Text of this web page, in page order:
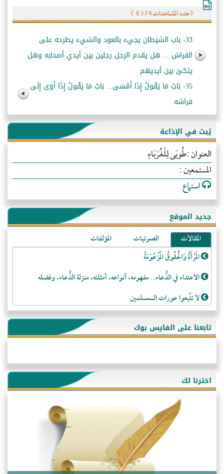
(عدد المشاهدات6574 )
33- باب الشيطان يجيء بالعود والشيء يطرحه على
الفراش ... هل يقدم الرجل رجلين بين أيدي أصحابه وهل
يتكئ بين أيديهم
35- بَابُ مَا يَقُولُ إِذَا أَمْسَى... بَابُ مَا يَقُولُ إِذَا أَوَى إِلَى
فراشه
يُبث في الإذاعة
العنوان :طُوبَى لِلْغُرَبَاءِ
المستمعين :
استماع
جديد الموقع
المقالات الصوتيات
المؤلفات
المَرْأَةُ وَالْحُقُوقُ الْمَزْعُوَمَةُ
الاعتداء في الدُّعاء.. مفهومه، أنواعه، أمثلته، منزلة الدُّعاء، وفضله
لا تتَّبعوا عورات الـمسلمين
فقه النَّصيحة عند الصَّحابة الكرام رضي الله عنهم
لَا عِزَّةَ إِلَّا بِالإِسْلَامِ
هذه سبيلنا فماذا تنقمون؟!
أُسُـسُ بَـيْـتِ الـمُسْـلِمِ
التَّعْلِيمُ القُرْآنِي
كلمة إلى إخواني السلفيين في الجزائر
تابعنا على الفايس بوك
اخترنا لك